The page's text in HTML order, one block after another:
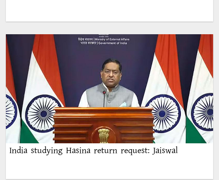
India studying Hasina return request: Jaiswal